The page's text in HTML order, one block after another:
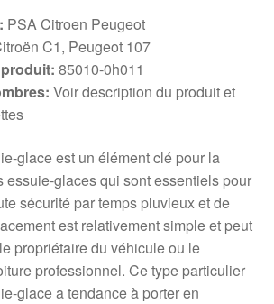
PSA Citroen Peugeot
C1, Peugeot 107
85010-0h011
Voir description du produit et
glace est un élément clé pour la
essuie-glaces qui sont essentiels pour
sécurité par temps pluvieux et de
est relativement simple et peut
propriétaire du véhicule ou le
professionnel. Ce type particulier
glace a tendance à porter en